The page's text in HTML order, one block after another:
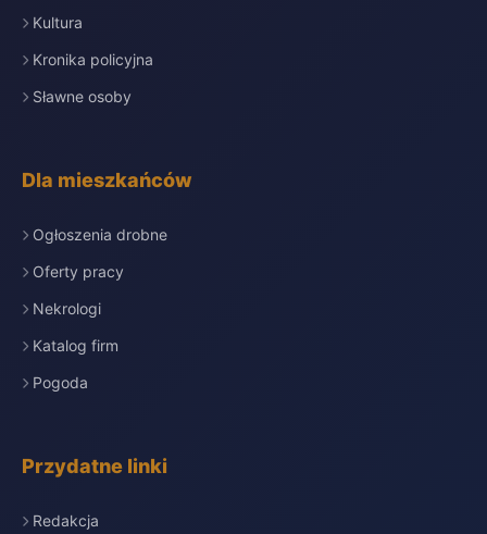
Kultura
Kronika policyjna
Sławne osoby
Dla mieszkańców
Ogłoszenia drobne
Oferty pracy
Nekrologi
Katalog firm
Pogoda
Przydatne linki
Redakcja